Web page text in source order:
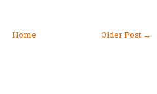
Older Post →
Home